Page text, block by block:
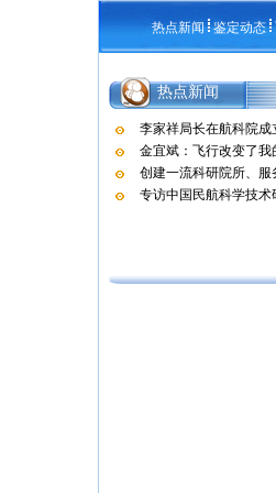
热点新闻 鉴定动态
热点新闻
李家祥局长在航科院成
金宜斌：飞行改变了我
创建一流科研院所、
专访中国民航科学技